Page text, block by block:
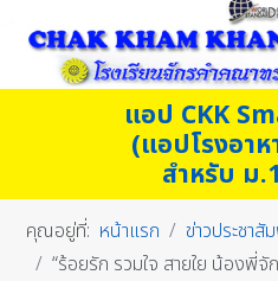
แอป CKK
(แอปโรงอาห
สำหรับ ม
คุณอยู่ที่: หน้าแรก ข่าวประชา
“ร้อยรัก รวมใจ สายใย น้องพี่